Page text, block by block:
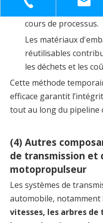
fait un outil de
cours de processus.
Les matériaux
réutilisables
les déchets et les
Cette méthode
efficace garantit
tout au long du pipeline
(4) Autres
de transmission et
motopropulseur
Les systèmes de
automobile, notamment
vitesses, les arbres de